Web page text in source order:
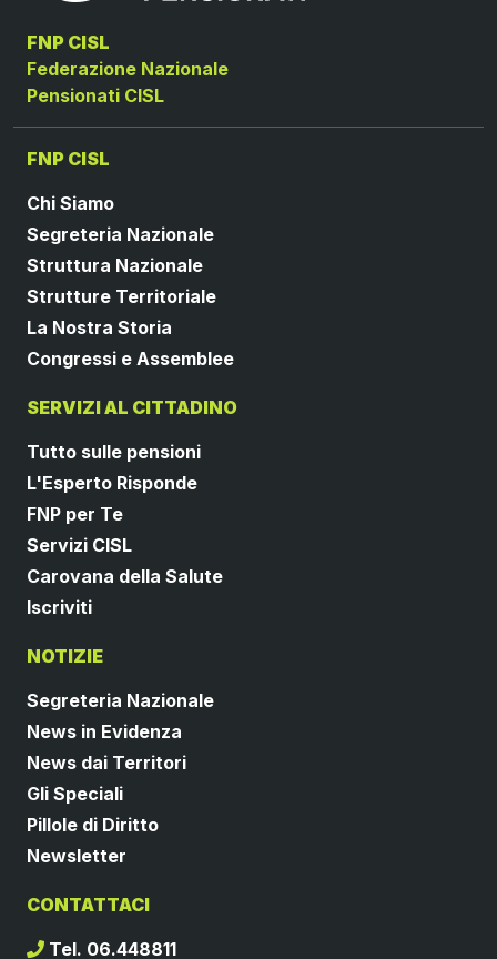
FNP CISL
Federazione Nazionale
Pensionati CISL
FNP CISL
Chi Siamo
Segreteria Nazionale
Struttura Nazionale
Strutture Territoriale
La Nostra Storia
Congressi e Assemblee
SERVIZI AL CITTADINO
Tutto sulle pensioni
L'Esperto Risponde
FNP per Te
Servizi CISL
Carovana della Salute
Iscriviti
NOTIZIE
Segreteria Nazionale
News in Evidenza
News dai Territori
Gli Speciali
Pillole di Diritto
Newsletter
CONTATTACI
Tel. 06.448811